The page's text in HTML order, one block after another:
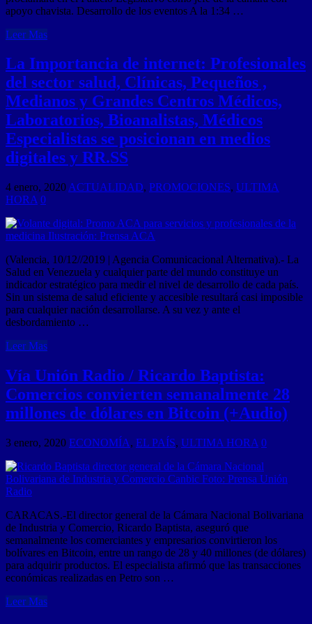
apoyo chavista. Desarrollo de los eventos A la 1:34 …
Leer Mas
La Importancia de internet: Profesionales
del sector salud, Clínicas, Pequeños ,
Medianos y Grandes Centros Médicos,
Laboratorios, Bioanalistas, Médicos
Especialistas se posicionan en medios
digitales y RR.SS
4 enero, 2020 ACTUALIDAD, PROMOCIONES, ULTIMA
HORA 0
(Valencia, 10/12//2019 | Agencia Comunicacional Alternativa).- La
Salud en Venezuela y cualquier parte del mundo constituye un
indicador estratégico para medir el nivel de desarrollo de cada país.
Sin un sistema de salud eficiente y accesible resultará casi imposible
para cualquier nación desarrollarse. A su vez y ante el
desbordamiento …
Leer Mas
Vía Unión Radio / Ricardo Baptista:
Comercios convierten semanalmente 28
millones de dólares en Bitcoin (+Audio)
3 enero, 2020 ECONOMÍA, EL PAÍS, ULTIMA HORA 0
CARACAS.-El director general de la Cámara Nacional Bolivariana
de Industria y Comercio, Ricardo Baptista, aseguró que
semanalmente los comerciantes y empresarios convirtieron los
bolívares en Bitcoin, entre un rango de 28 y 40 millones (de dólares)
para adquirir productos. El especialista afirmó que las transacciones
económicas realizadas en Petro son …
Leer Mas